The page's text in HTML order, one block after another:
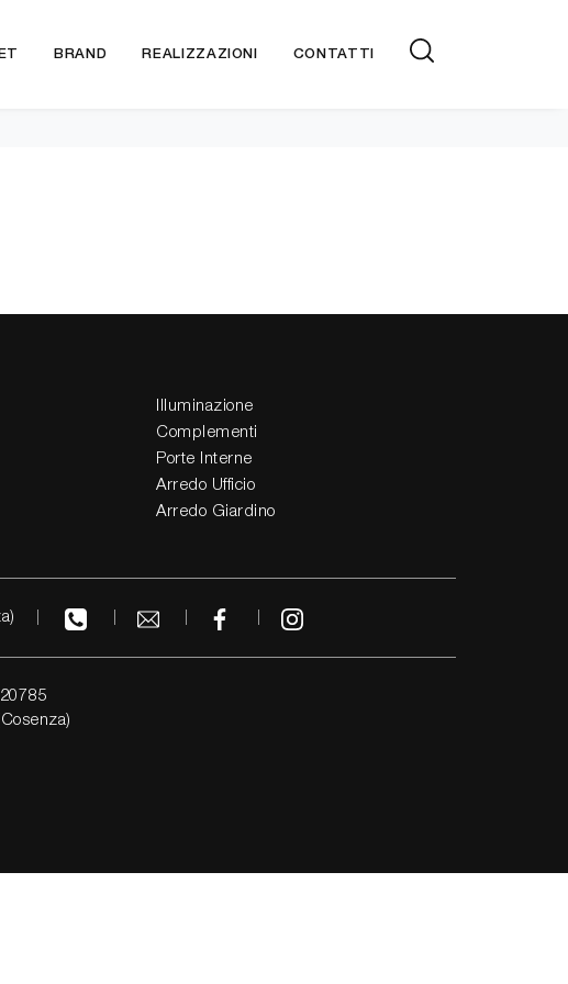
BRAND REALIZZAZIONI CONTATTI
Illuminazione
Complementi
Porte Interne
Arredo Ufficio
Arredo Giardino